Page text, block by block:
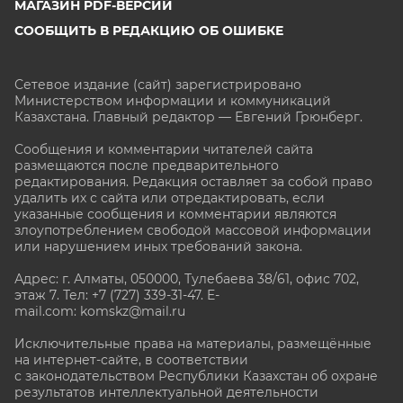
МАГАЗИН PDF-ВЕРСИЙ
СООБЩИТЬ В РЕДАКЦИЮ ОБ ОШИБКЕ
Сетевое издание (сайт) зарегистрировано
Министерством информации и коммуникаций
Казахстана. Главный редактор — Евгений Грюнберг.
Сообщения и комментарии читателей сайта
размещаются после предварительного
редактирования. Редакция оставляет за собой право
удалить их с сайта или отредактировать, если
указанные сообщения и комментарии являются
злоупотреблением свободой массовой информации
или нарушением иных требований закона.
Адрес: г. Алматы, 050000, Тулебаева 38/61, офис 702,
этаж 7. Тел: +7 (727) 339-31-47. E-
mail.com: komskz@mail.ru
Исключительные права на материалы, размещённые
на интернет-сайте, в соответствии
с законодательством Республики Казахстан об охране
результатов интеллектуальной деятельности